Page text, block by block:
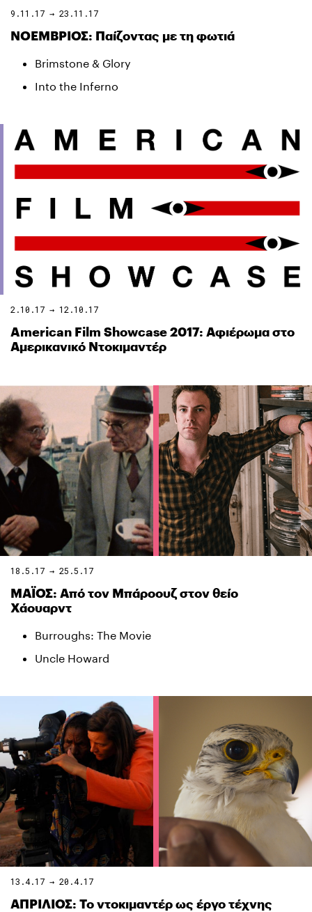
9.11.17 → 23.11.17
ΝΟΕΜΒΡΙΟΣ: Παίζοντας με τη φωτιά
Brimstone & Glory
Into the Inferno
2.10.17 → 12.10.17
American Film Showcase 2017: Αφιέρωμα στο
Αμερικανικό Ντοκιμαντέρ
18.5.17 → 25.5.17
ΜΑΪΟΣ: Από τον Μπάροουζ στον θείο
Χάουαρντ
Burroughs: The Movie
Uncle Howard
13.4.17 → 20.4.17
ΑΠΡΙΛΙΟΣ: Το ντοκιμαντέρ ως έργο τέχνης